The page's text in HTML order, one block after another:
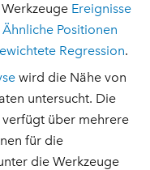
Ereignisse
Ähnliche Positionen
Regression.
wird die Nähe von
untersucht. Die
verfügt über mehrere
für die
die Werkzeuge